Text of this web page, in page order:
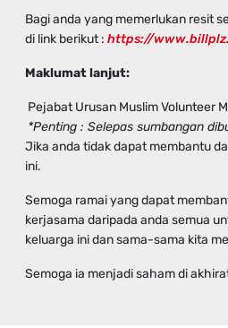
Bagi anda yang memerlukan resit
di link berikut : https://
Maklumat lanjut:
Pejabat Urusan Muslim Volunteer
*Penting : Selepas sumbangan
Jika anda tidak dapat membantu
ini.
Semoga ramai yang dapat
kerjasama daripada anda semua
keluarga ini dan sama-sama kita
Semoga ia menjadi saham di